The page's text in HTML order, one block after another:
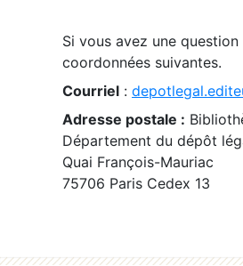
Si vous avez une
coordonnées suivantes.
Courriel :
Adresse postale :
Département du dépôt
Quai François-Mauriac
75706 Paris Cedex 13